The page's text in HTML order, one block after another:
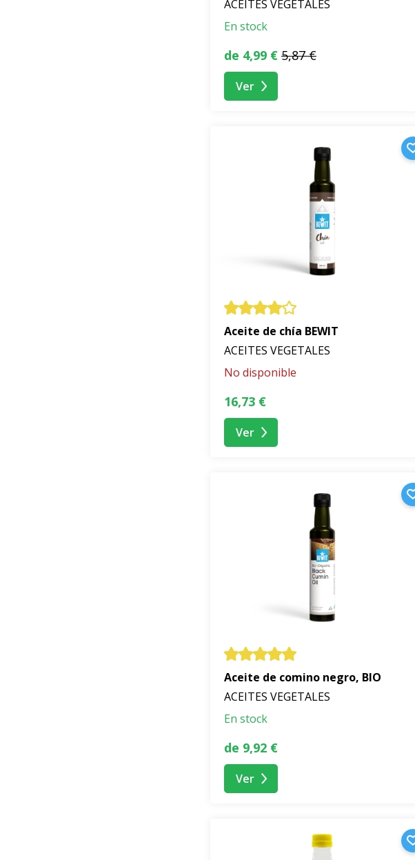
ACEITES VEGETALES
En stock
de 4,99 € 5,87 €
Ver
Aceite de chía BEWIT
ACEITES VEGETALES
No disponible
16,73 €
Ver
Aceite de comino negro, BIO
ACEITES VEGETALES
En stock
de 9,92 €
Ver